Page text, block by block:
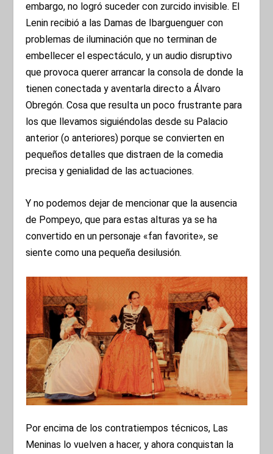
embargo, no logró suceder con zurcido invisible. El
Lenin recibió a las Damas de Ibarguenguer con
problemas de iluminación que no terminan de
embellecer el espectáculo, y un audio disruptivo
que provoca querer arrancar la consola de donde la
tienen conectada y aventarla directo a Álvaro
Obregón. Cosa que resulta un poco frustrante para
los que llevamos siguiéndolas desde su Palacio
anterior (o anteriores) porque se convierten en
pequeños detalles que distraen de la comedia
precisa y genialidad de las actuaciones.
Y no podemos dejar de mencionar que la ausencia
de Pompeyo, que para estas alturas ya se ha
convertido en un personaje «fan favorite», se
siente como una pequeña desilusión.
Por encima de los contratiempos técnicos, Las
Meninas lo vuelven a hacer, y ahora conquistan la